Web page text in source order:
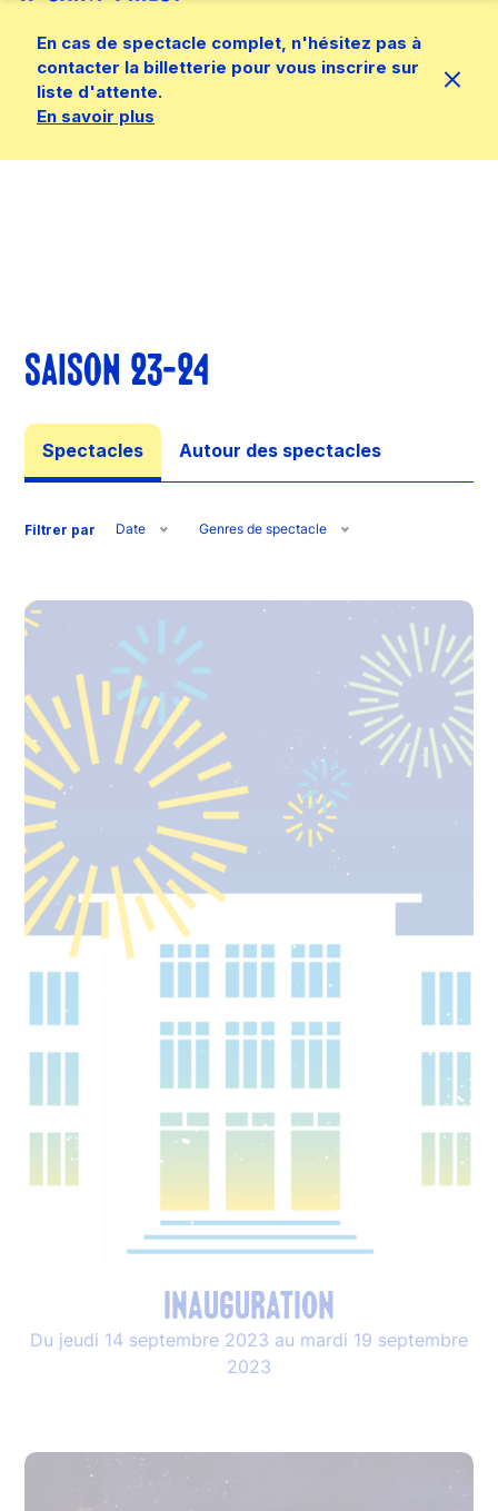
En cas de spectacle complet, n'hésitez pas à
contacter la billetterie pour vous inscrire sur
liste d'attente.
En savoir plus
SAISON 23-24
Spectacles Autour des spectacles
Filtrer par Date Genres de spectacle
Inauguration
Du jeudi 14 septembre 2023 au mardi 19 septembre
2023